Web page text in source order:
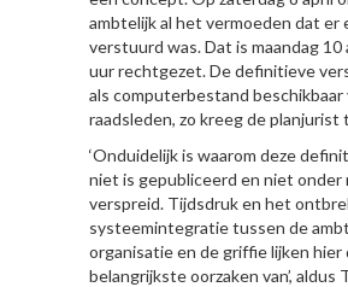
ambtelijk al het vermoeden dat er
verstuurd was. Dat is maandag 10
uur rechtgezet. De definitieve
als computerbestand beschikbaar
raadsleden, zo kreeg de planjurist
‘Onduidelijk is waarom deze
niet is gepubliceerd en niet onder
verspreid. Tijdsdruk en het
systeemintegratie tussen de
organisatie en de griffie lijken hier
belangrijkste oorzaken van’, aldus